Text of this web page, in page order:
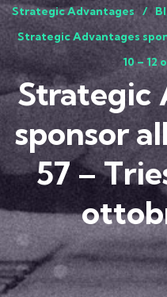
Strategic Advantages
Strategic Advantages
10 – 12
Strategic
sponsor
57 –